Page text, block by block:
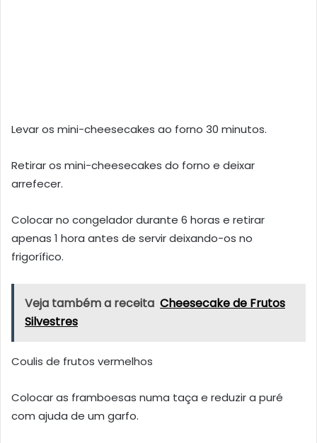
Levar os mini-cheesecakes ao forno 30 minutos.
Retirar os mini-cheesecakes do forno e deixar
arrefecer.
Colocar no congelador durante 6 horas e retirar
apenas 1 hora antes de servir deixando-os no
frigorífico.
Veja também a receita Cheesecake de Frutos
Silvestres
Coulis de frutos vermelhos
Colocar as framboesas numa taça e reduzir a puré
com ajuda de um garfo.